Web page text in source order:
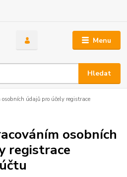
Menu
Hledat
údajů pro účely registrace
osobních
registrace